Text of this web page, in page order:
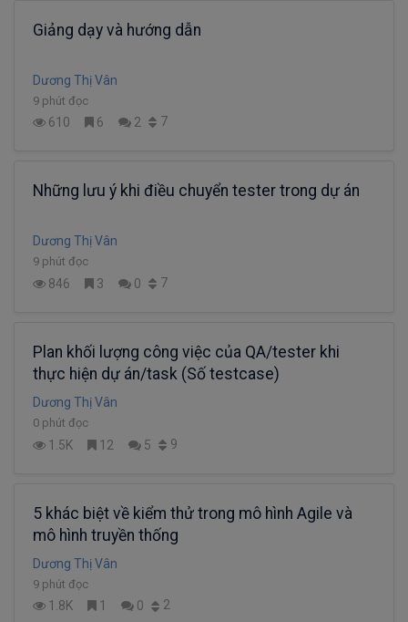
Giảng dạy và hướng dẫn
Dương Thị Vân
9 phút đọc
610 6 2 7
Những lưu ý khi điều chuyển tester trong dự án
Dương Thị Vân
9 phút đọc
846 3 0 7
Plan khối lượng công việc của QA/tester khi
thực hiện dự án/task (Số testcase)
Dương Thị Vân
0 phút đọc
1.5K 12 5 9
5 khác biệt về kiểm thử trong mô hình Agile và
mô hình truyền thống
Dương Thị Vân
9 phút đọc
1.8K 1 0 2